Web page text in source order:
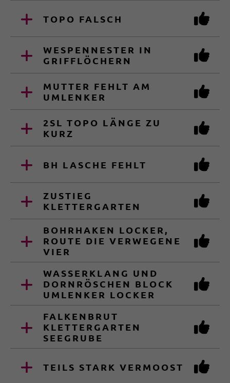
TOPO FALSCH
WESPENNESTER IN
GRIFFLÖCHERN
MUTTER FEHLT AM
UMLENKER
2SL TOPO LÄNGE ZU
KURZ
BH LASCHE FEHLT
ZUSTIEG
KLETTERGARTEN
BOHRHAKEN LOCKER,
ROUTE DIE VERWEGENE
VIER
WASSERKLANG UND
DORNRÖSCHEN BLOCK
UMLENKER LOCKER
FALKENBRUT
KLETTERGARTEN
SEEGRUBE
TEILS STARK VERMOOST